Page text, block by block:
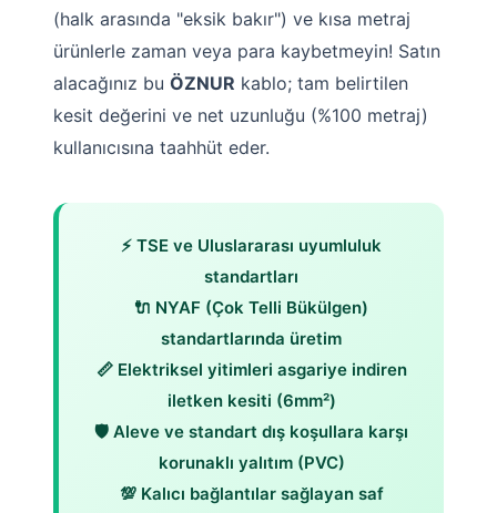
(halk arasında "eksik bakır") ve kısa metraj
ürünlerle zaman veya para kaybetmeyin! Satın
alacağınız bu ÖZNUR kablo; tam belirtilen
kesit değerini ve net uzunluğu (%100 metraj)
kullanıcısına taahhüt eder.
⚡ TSE ve Uluslararası uyumluluk
standartları
🔌 NYAF (Çok Telli Bükülgen)
standartlarında üretim
📏 Elektriksel yitimleri asgariye indiren
iletken kesiti (6mm²)
🛡️ Aleve ve standart dış koşullara karşı
korunaklı yalıtım (PVC)
💯 Kalıcı bağlantılar sağlayan saf